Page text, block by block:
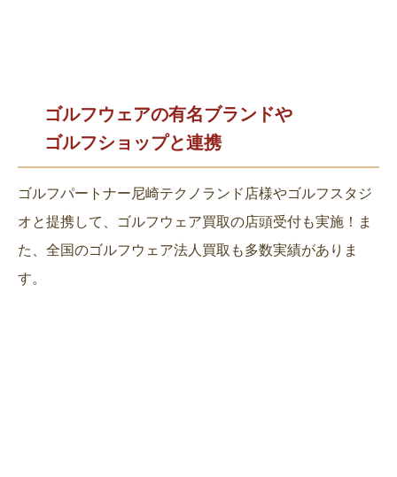
ゴルフウェアの有名ブランドや
ゴルフショップと連携
ゴルフパートナー尼崎テクノランド店様やゴルフスタジ
オと提携して、ゴルフウェア買取の店頭受付も実施！ま
た、全国のゴルフウェア法人買取も多数実績がありま
す。